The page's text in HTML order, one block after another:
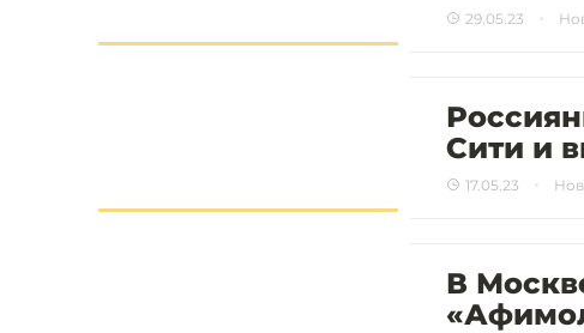
29.05.23
Сити и
17.05.23
В